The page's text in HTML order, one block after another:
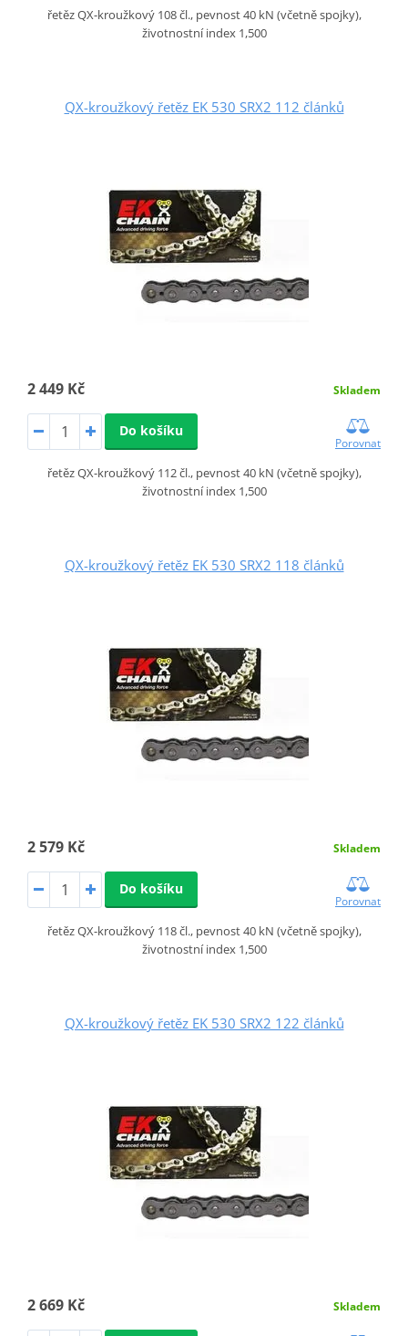
řetěz QX-kroužkový 108 čl., pevnost 40 kN (včetně spojky),
životnostní index 1,500
QX-kroužkový řetěz EK 530 SRX2 112 článků
2 449 Kč Skladem
Do košíku
Porovnat
řetěz QX-kroužkový 112 čl., pevnost 40 kN (včetně spojky),
životnostní index 1,500
QX-kroužkový řetěz EK 530 SRX2 118 článků
2 579 Kč Skladem
Do košíku
Porovnat
řetěz QX-kroužkový 118 čl., pevnost 40 kN (včetně spojky),
životnostní index 1,500
QX-kroužkový řetěz EK 530 SRX2 122 článků
2 669 Kč Skladem